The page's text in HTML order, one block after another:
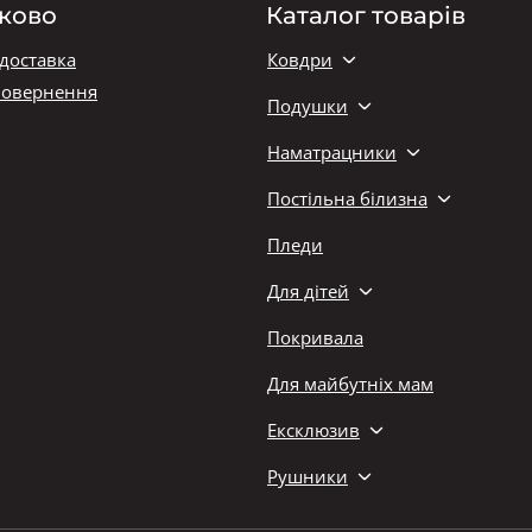
Каталог товарів
Ковдри
Подушки
Наматрацники
Постільна білизна
Пледи
Для дітей
Покривала
Для майбутніх мам
Ексклюзив
Рушники